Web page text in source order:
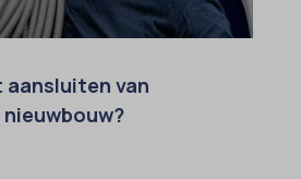
van